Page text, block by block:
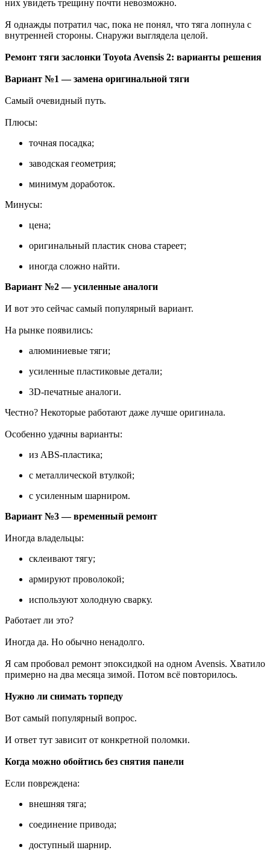
них увидеть трещину почти невозможно.
Я однажды потратил час, пока не понял, что тяга лопнула с
внутренней стороны. Снаружи выглядела целой.
Ремонт тяги заслонки Toyota Avensis 2: варианты решения
Вариант №1 — замена оригинальной тяги
Самый очевидный путь.
Плюсы:
точная посадка;
заводская геометрия;
минимум доработок.
Минусы:
цена;
оригинальный пластик снова стареет;
иногда сложно найти.
Вариант №2 — усиленные аналоги
И вот это сейчас самый популярный вариант.
На рынке появились:
алюминиевые тяги;
усиленные пластиковые детали;
3D-печатные аналоги.
Честно? Некоторые работают даже лучше оригинала.
Особенно удачны варианты:
из ABS-пластика;
с металлической втулкой;
с усиленным шарниром.
Вариант №3 — временный ремонт
Иногда владельцы:
склеивают тягу;
армируют проволокой;
используют холодную сварку.
Работает ли это?
Иногда да. Но обычно ненадолго.
Я сам пробовал ремонт эпоксидкой на одном Avensis. Хватило
примерно на два месяца зимой. Потом всё повторилось.
Нужно ли снимать торпеду
Вот самый популярный вопрос.
И ответ тут зависит от конкретной поломки.
Когда можно обойтись без снятия панели
Если повреждена:
внешняя тяга;
соединение привода;
доступный шарнир.